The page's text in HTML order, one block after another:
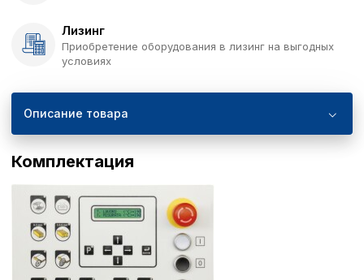
Лизинг
Приобретение оборудования в лизинг на выгодных
условиях
Описание товара
Комплектация